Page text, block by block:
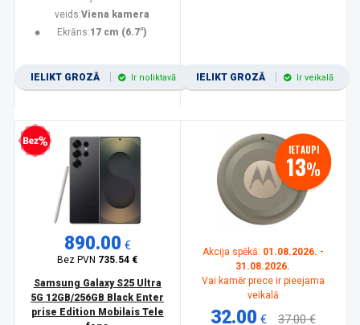
veids:Viena kamera
Ekrāns:17 cm (6.7")
IELIKT GROZĀ Ir noliktavā IELIKT GROZĀ Ir veikalā
kredīts
890.00 €
Bez PVN 735.54 €
Samsung Galaxy S25 Ultra
5G 12GB/256GB Black Enter
prise Edition Mobilais Tele
IETAUPI
13%
Akcija spēkā: 01.08.2026. -
31.08.2026.
Vai kamēr prece ir pieejama
veikalā
32.00 € 37.00 €